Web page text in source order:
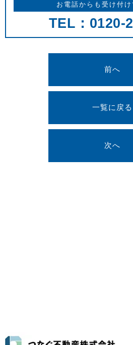
お電話からも受け付
TEL：0120-
前へ
一覧に戻る
次へ